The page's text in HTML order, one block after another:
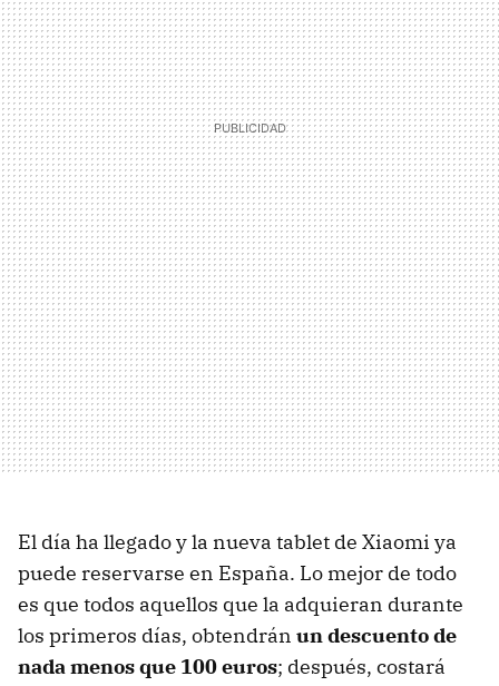
El día ha llegado y la nueva tablet de Xiaomi ya
puede reservarse en España. Lo mejor de todo
es que todos aquellos que la adquieran durante
los primeros días, obtendrán un descuento de
nada menos que 100 euros; después, costará